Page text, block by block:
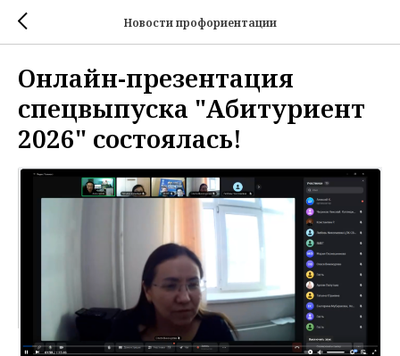
Новости профориентации
Онлайн-презентация
спецвыпуска "Абитуриент
2026" состоялась!